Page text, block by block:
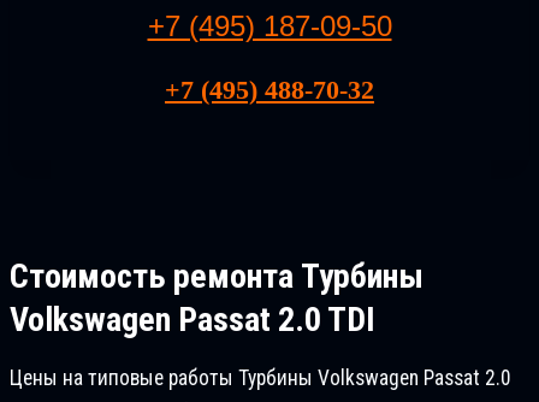
+7 (495) 187-09-50
+7 (495) 488-70-32
Стоимость ремонта Турбины
Volkswagen Passat 2.0 TDI
Цены на типовые работы Турбины Volkswagen Passat 2.0